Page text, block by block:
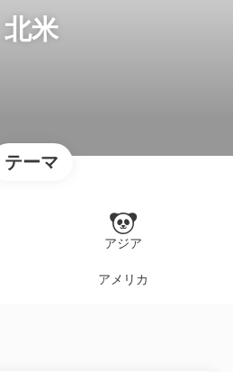
北米
テーマ
アジア
アメリカ